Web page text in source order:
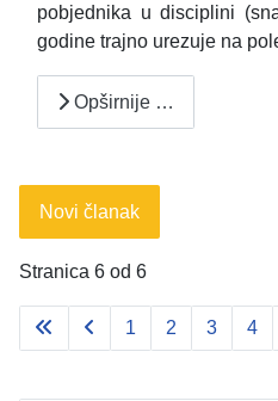
pobjednika u disciplini
godine trajno urezuje na
Opširnije …
Novi članak
Stranica 6 od 6
1 2 3 4